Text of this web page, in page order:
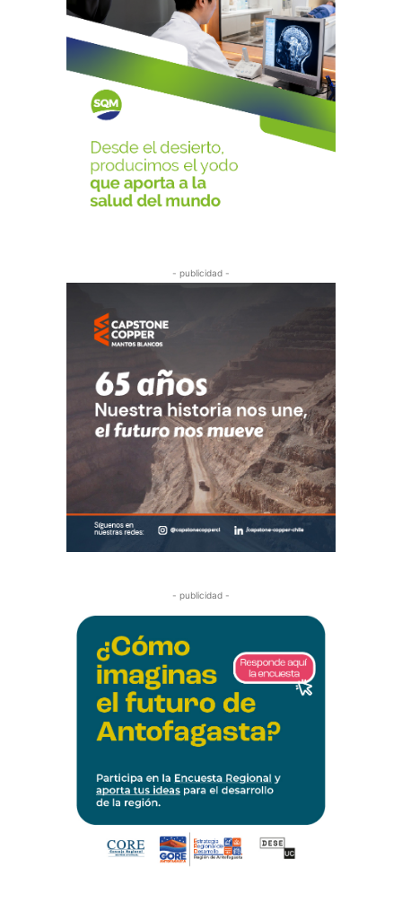
- publicidad -
- publicidad -